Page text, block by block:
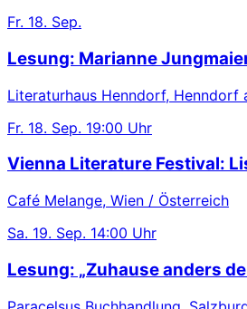
Fr. 18. Sep.
Lesung: Marianne
Literaturhaus Henndorf, Henndorf
Fr. 18. Sep. 19:00 Uhr
Vienna Literature Festival:
Café Melange, Wien / Österreich
Sa. 19. Sep. 14:00 Uhr
Lesung: „Zuhause anders